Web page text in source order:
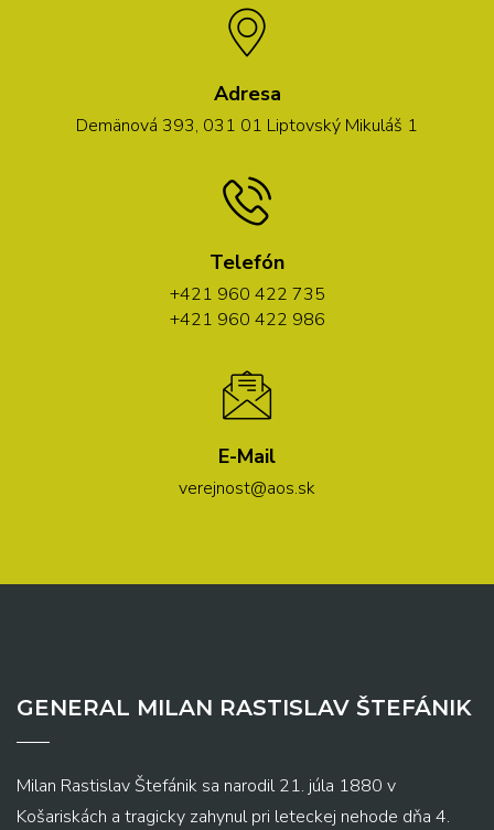
Adresa
Demänová 393, 031 01 Liptovský Mikuláš 1
Telefón
+421 960 422 735
+421 960 422 986
E-Mail
verejnost@aos.sk
GENERAL MILAN RASTISLAV ŠTEFÁNIK
Milan Rastislav Štefánik sa narodil 21. júla 1880 v
Košariskách a tragicky zahynul pri leteckej nehode dňa 4.